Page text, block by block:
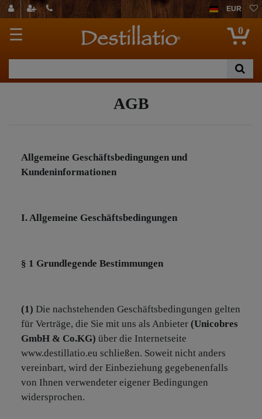
EUR
☰ 0
AGB
Allgemeine Geschäftsbedingungen und
Kundeninformationen
I. Allgemeine Geschäftsbedingungen
§ 1 Grundlegende Bestimmungen
(1) Die nachstehenden Geschäftsbedingungen gelten
für Verträge, die Sie mit uns als Anbieter (Unicobres
GmbH & Co.KG) über die Internetseite
www.destillatio.eu schließen. Soweit nicht anders
vereinbart, wird der Einbeziehung gegebenenfalls
von Ihnen verwendeter eigener Bedingungen
widersprochen.